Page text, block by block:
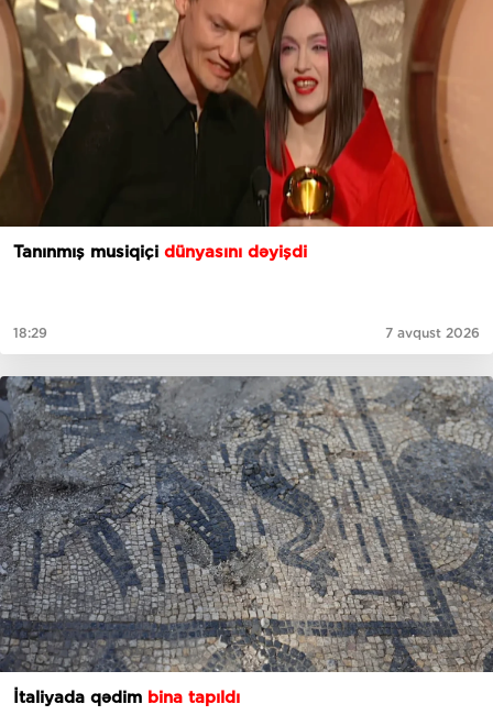
Tanınmış musiqiçi dünyasını dəyişdi
18:29 7 avqust 2026
İtaliyada qədim bina tapıldı